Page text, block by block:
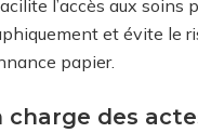
l’accès aux soins
et évite le
papier.
charge des